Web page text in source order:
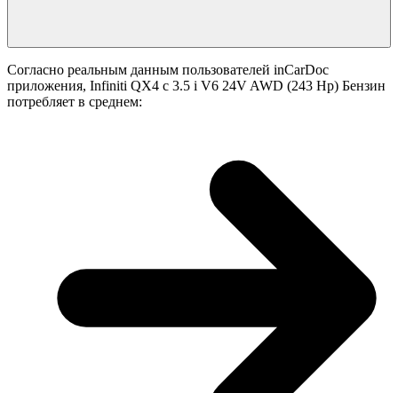
Согласно реальным данным пользователей inCarDoc
приложения, Infiniti QX4 с 3.5 i V6 24V AWD (243 Hp) Бензин
потребляет в среднем: